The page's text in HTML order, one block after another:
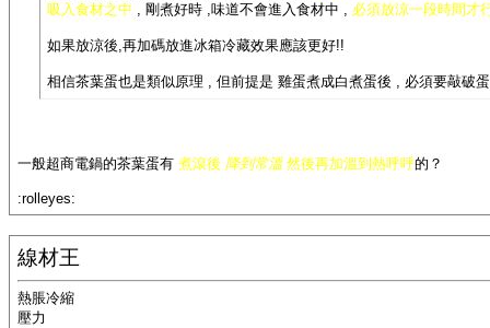
吸入食材之中 , 剛煮好時 ,味道不會進入食材中 , 必須放涼一段時間才
如果放涼後,再加碼放進冰箱冷藏效果應該更好!!
相信茶葉蛋也是類似原理 , 但前提是 雞蛋煮成白煮蛋後 , 必須要敲破
一般超商電鍋的茶葉蛋有 煮滾後 降到常溫然後再加溫到熱呼呼的？
:rolleyes:
線材王
熱脹冷縮
壓力